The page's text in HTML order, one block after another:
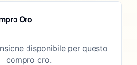
Oro
disponibile per questo
compro oro.